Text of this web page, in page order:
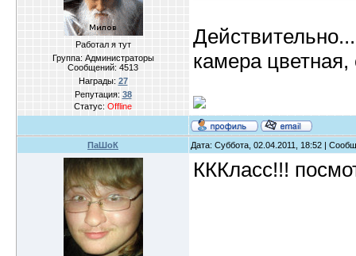
Работал я тут
Группа: Администраторы
Сообщений: 4513
Награды: 27
Репутация: 38
Статус: Offline
камера
ПаШоК Дата: Суббота, 02.04.2011, 18:52 |
КККласс!!!